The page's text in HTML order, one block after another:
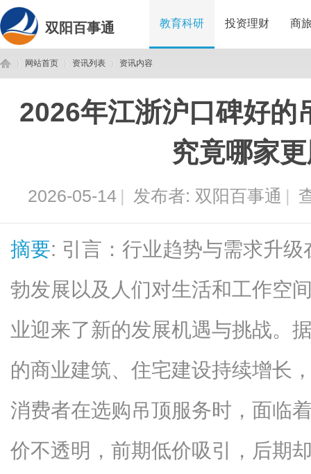
双阳百事通 教育科研 投资理财 商
网站首页
›
资讯列表 资讯内容
2026年江浙沪口碑好的
究竟哪家
2026-05-14 | 发布者: 双阳百事通 |
摘要: 引言：行业趋势与需求升
勃发展以及人们对生活和工作空
业迎来了新的发展机遇与挑战。
的商业建筑、住宅建设持续增长
消费者在选购吊顶服务时，面临
价不透明，前期低价吸引，后期